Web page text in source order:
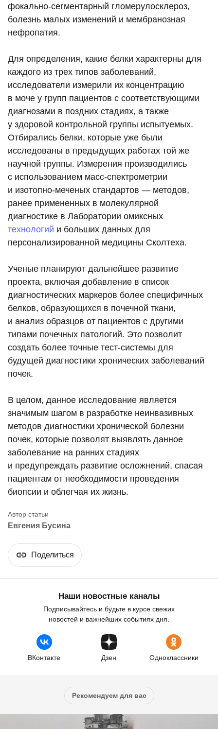
фокально-сегментарный гломерулосклероз,
болезнь малых изменений и мембранозная
нефропатия.
Для определения, какие белки характерны для
каждого из трех типов заболеваний,
исследователи измерили их концентрацию
в моче у групп пациентов с соответствующими
диагнозами в поздних стадиях, а также
у здоровой контрольной группы испытуемых.
Отбирались белки, которые уже были
исследованы в предыдущих работах той же
научной группы. Измерения производились
с использованием масс-спектрометрии
и изотопно-меченых стандартов — методов,
ранее примененных в молекулярной
диагностике в Лаборатории омиксных
технологий и больших данных для
персонализированной медицины Сколтеха.
Ученые планируют дальнейшее развитие
проекта, включая добавление в список
диагностических маркеров более специфичных
белков, образующихся в почечной ткани,
и анализ образцов от пациентов с другими
типами почечных патологий. Это позволит
создать более точные тест-системы для
будущей диагностики хронических заболеваний
почек.
В целом, данное исследование является
значимым шагом в разработке неинвазивных
методов диагностики хронической болезни
почек, которые позволят выявлять данное
заболевание на ранних стадиях
и предупреждать развитие осложнений, спасая
пациентам от необходимости проведения
биопсии и облегчая их жизнь.
Евгения Бусина
Поделиться
Наши новостные каналы
Подписывайтесь и будьте в курсе свежих
новостей и важнейших событиях дня.
ВКонтакте Дзен Одноклассники
Рекомендуем для вас